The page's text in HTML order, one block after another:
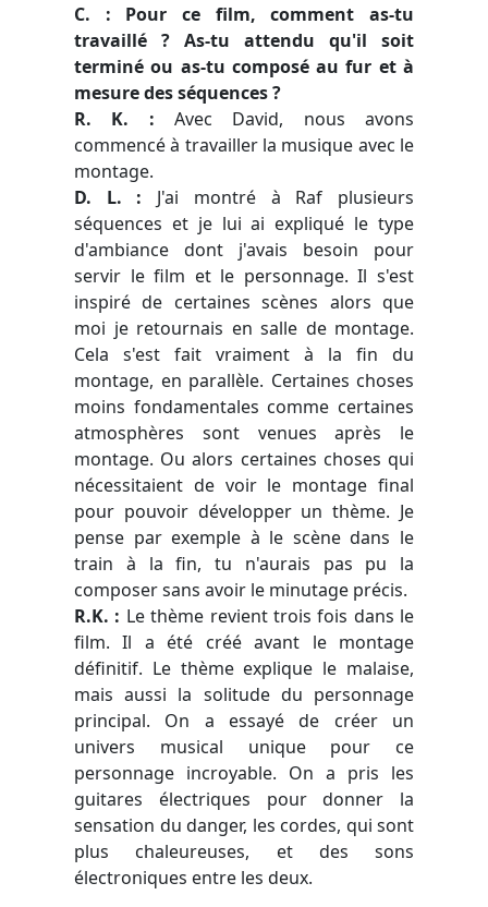
C. : Pour ce film, comment as-tu
travaillé ? As-tu attendu qu'il soit
terminé ou as-tu composé au fur et à
mesure des séquences ?
R. K. : Avec David, nous avons
commencé à travailler la musique avec le
montage.
D. L. : J'ai montré à Raf plusieurs
séquences et je lui ai expliqué le type
d'ambiance dont j'avais besoin pour
servir le film et le personnage. Il s'est
inspiré de certaines scènes alors que
moi je retournais en salle de montage.
Cela s'est fait vraiment à la fin du
montage, en parallèle. Certaines choses
moins fondamentales comme certaines
atmosphères sont venues après le
montage. Ou alors certaines choses qui
nécessitaient de voir le montage final
pour pouvoir développer un thème. Je
pense par exemple à le scène dans le
train à la fin, tu n'aurais pas pu la
composer sans avoir le minutage précis.
R.K. : Le thème revient trois fois dans le
film. Il a été créé avant le montage
définitif. Le thème explique le malaise,
mais aussi la solitude du personnage
principal. On a essayé de créer un
univers musical unique pour ce
personnage incroyable. On a pris les
guitares électriques pour donner la
sensation du danger, les cordes, qui sont
plus chaleureuses, et des sons
électroniques entre les deux.